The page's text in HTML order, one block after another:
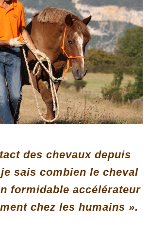
des chevaux depuis
je sais combien le cheval
formidable accélérateur
chez les humains ».